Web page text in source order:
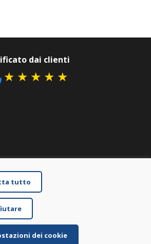
dai clienti
★ ★ ★ ★ ★
tutto
dei cookie